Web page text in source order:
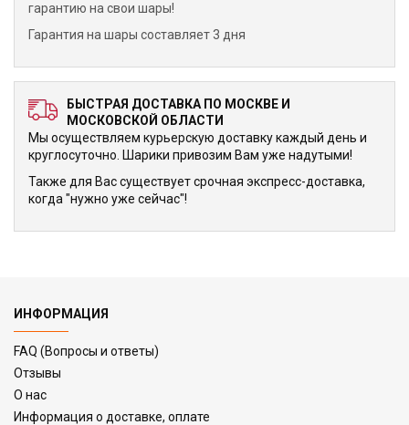
гарантию на свои шары!
Гарантия на шары составляет 3 дня
БЫСТРАЯ ДОСТАВКА ПО МОСКВЕ И
МОСКОВСКОЙ ОБЛАСТИ
Мы осуществляем курьерскую доставку каждый день и
круглосуточно. Шарики привозим Вам уже надутыми!
Также для Вас существует срочная экспресс-доставка,
когда "нужно уже сейчас"!
ИНФОРМАЦИЯ
FAQ (Вопросы и ответы)
Отзывы
О нас
Информация о доставке, оплате